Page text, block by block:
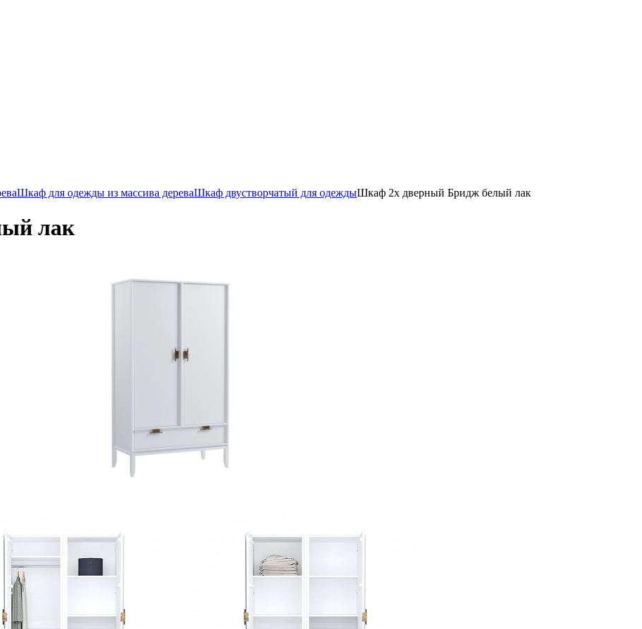
белый/антик
Шкаф для одежды из массива дереваШкаф двустворчатый для одеждыШкаф 2х дверный Бридж белый лак
лак